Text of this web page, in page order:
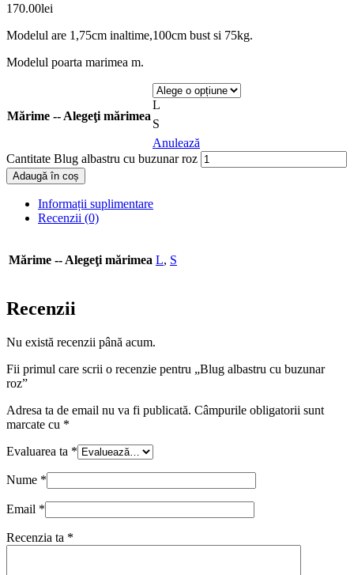
170.00lei
Modelul are 1,75cm inaltime,100cm bust si 75kg.
Modelul poarta marimea m.
Mărime -- Alegeţi mărimea
L
S
Anulează
Cantitate Blug albastru cu buzunar roz
Adaugă în coș
Informații suplimentare
Recenzii (0)
Mărime -- Alegeţi mărimea L, S
Recenzii
Nu există recenzii până acum.
Fii primul care scrii o recenzie pentru „Blug albastru cu buzunar
roz”
Adresa ta de email nu va fi publicată. Câmpurile obligatorii sunt
marcate cu *
Evaluarea ta *
Nume *
Email *
Recenzia ta *